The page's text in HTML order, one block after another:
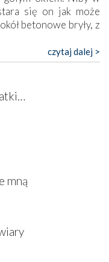
się on jak może
betonowe bryły, z
z żywą,
szare bunkry albo
bardziej
o ustawionym
krzyżu, na którym
postać jakby
W kulturowym
karykatura niż godny
sanktuarium
Kościoła toczy
i o serca
może prowadzić,
mieście Obidos,
działa dzisiaj…
czytaj dalej >
mną